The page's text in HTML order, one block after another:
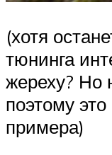
(хотя
тюнинга
жереху? Но
поэтому
примера)